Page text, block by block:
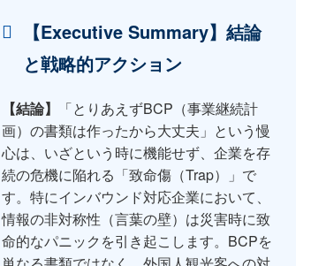
【Executive Summary】結論
と戦略的アクション
【結論】
「とりあえずBCP（事業継続計
画）の書類は作ったから大丈夫」という慢
心は、いざという時に機能せず、企業を存
続の危機に陥れる「致命傷（Trap）」で
す。特にインバウンド対応企業において、
情報の非対称性（言葉の壁）は災害時に致
命的なパニックを引き起こします。BCPを